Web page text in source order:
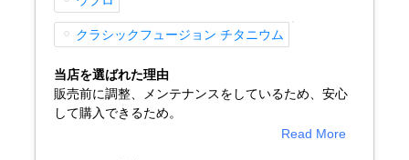
求人情報
クラシックフュージョン チタニウム
当店を選ばれた理由
販売前に調整、メンテナンスをしているため、安心
して購入できるため。
Read More